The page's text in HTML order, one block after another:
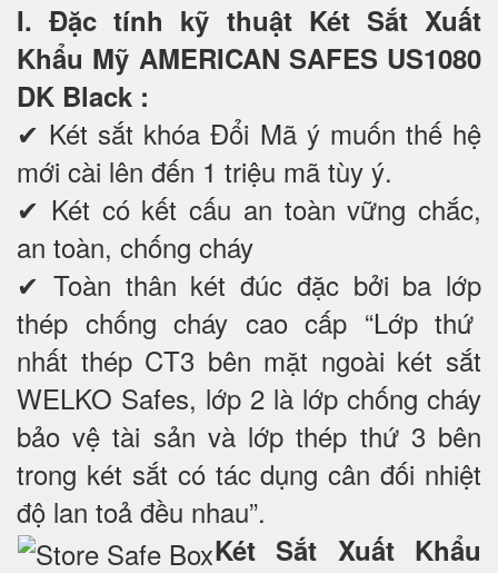
I. Đặc tính kỹ thuật Két Sắt Xuất
Khẩu Mỹ AMERICAN SAFES US1080
DK Black :
✔ Két sắt khóa Đổi Mã ý muốn thế hệ
mới cài lên đến 1 triệu mã tùy ý.
✔ Két có kết cấu an toàn vững chắc,
an toàn, chống cháy
✔ Toàn thân két đúc đặc bởi ba lớp
thép chống cháy cao cấp “Lớp thứ
nhất thép CT3 bên mặt ngoài két sắt
WELKO Safes, lớp 2 là lớp chống cháy
bảo vệ tài sản và lớp thép thứ 3 bên
trong két sắt có tác dụng cân đối nhiệt
độ lan toả đều nhau”.
Két Sắt Xuất Khẩu